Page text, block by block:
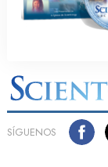
SÍGUENOS